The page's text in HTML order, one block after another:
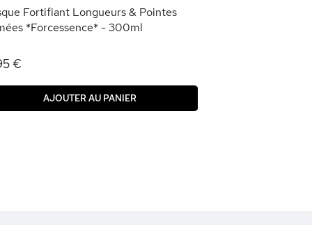
Fortifiant Longueurs & Pointes
*Forcessence* - 300ml
€
AJOUTER AU PANIER